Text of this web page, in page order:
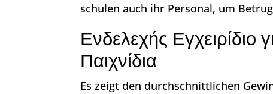
schulen auch ihr Personal, um
Ενδελεχής Εγχειρίδιο
Παιχνίδια
Es zeigt den durchschnittlichen